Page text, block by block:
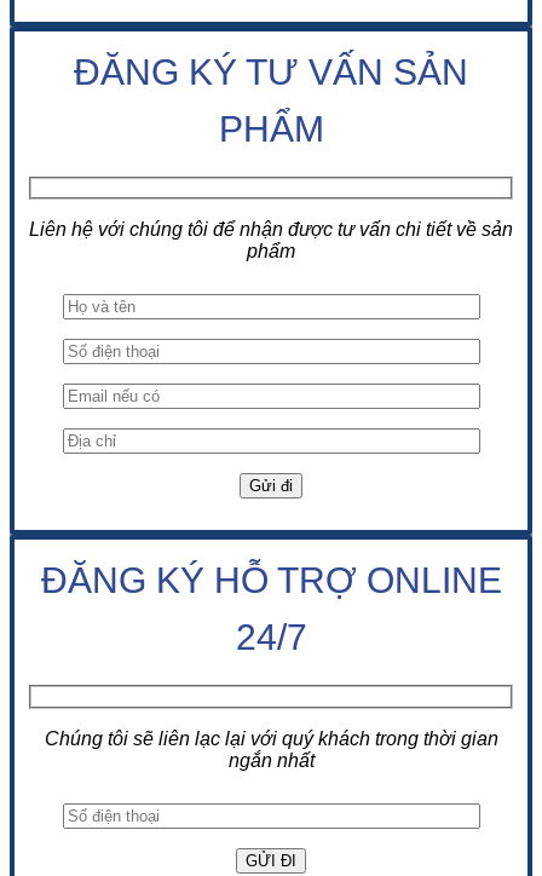
ĐĂNG KÝ TƯ VẤN SẢN
PHẨM
Liên hệ với chúng tôi để nhận được tư vấn chi tiết về sản
phẩm
ĐĂNG KÝ HỖ TRỢ ONLINE
24/7
Chúng tôi sẽ liên lạc lại với quý khách trong thời gian
ngắn nhất